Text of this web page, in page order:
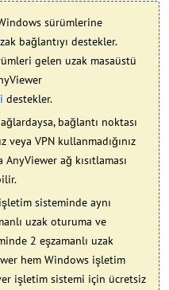
sürümlerine
bağlantıyı destekler.
gelen uzak masaüstü
destekler.
bağlantı noktası
veya VPN kullanmadığınız
ağ kısıtlaması
sisteminde aynı
uzak oturuma ve
2 eşzamanlı uzak
hem Windows işletim
işletim sistemi için ücretsiz